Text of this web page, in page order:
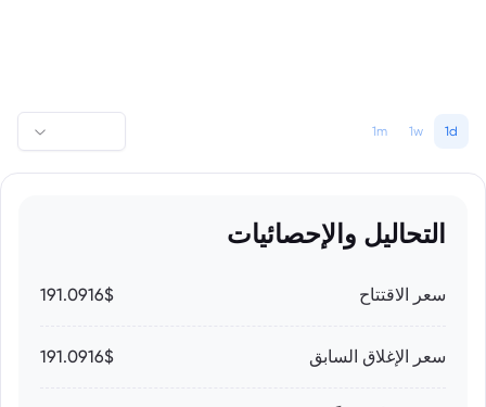
1d
1w
1m
التحاليل والإحصائيات
سعر الاقتتاح 191.0916$
سعر الإغلاق السابق 191.0916$